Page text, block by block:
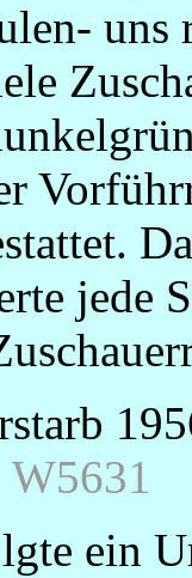
uns
jede
W5631
ein